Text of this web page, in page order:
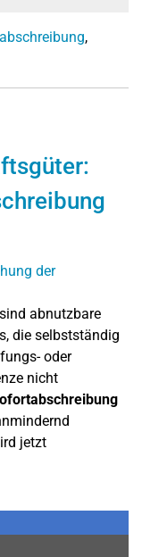
,
abnutzbare
die selbstständig
oder
nicht
jetzt